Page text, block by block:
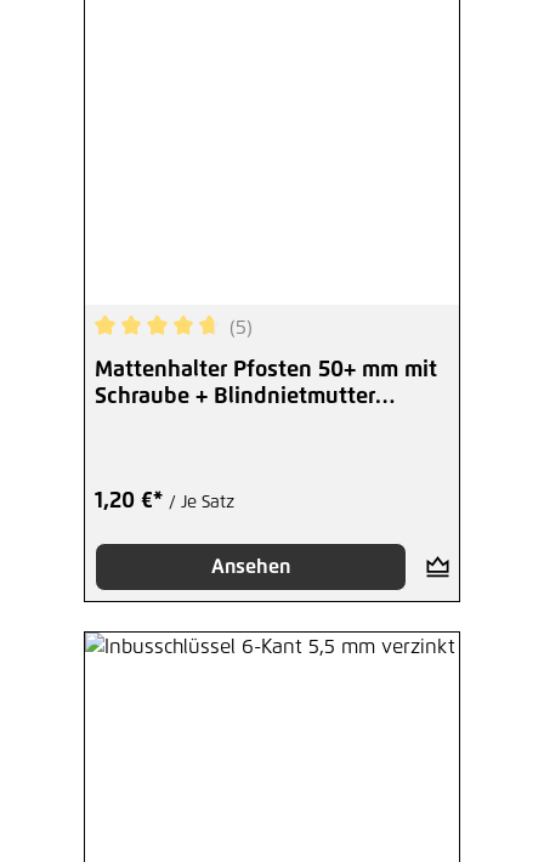
Durchschnittliche Bewertung von 4.8 von 5
(5)
Mattenhalter Pfosten 50+ mm mit
Schraube + Blindnietmutter
1,20 €* / Je Satz
Ansehen